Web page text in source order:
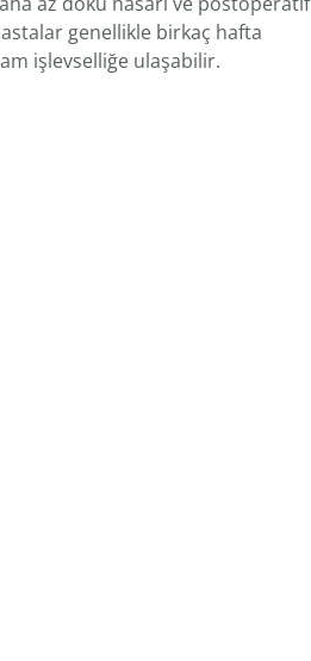
genellikle birkaç hafta
işlevselliğe ulaşabilir.